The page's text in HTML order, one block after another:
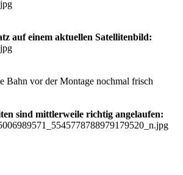
auf einem aktuellen Satellitenbild:
Bahn vor der Montage nochmal frisch
sind mittlerweile richtig angelaufen: